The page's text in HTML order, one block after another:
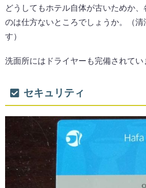
どうしてもホテル自体が古いためか
のは仕方ないところでしょうか。（清
す）
洗面所にはドライヤーも完備されてい
セキュリティ